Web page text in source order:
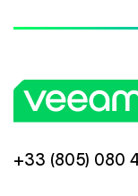
+33 (805) 080